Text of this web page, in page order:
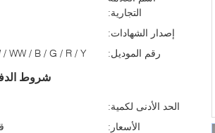
التجارية:
إصدار الشهادات:
رقم الموديل:
/ WW / B / G / R / Y
شروط
الحد الأدنى لكمية:
الأسعار: